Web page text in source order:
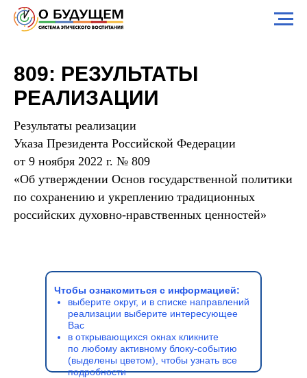
809: РЕЗУЛЬТАТЫ
РЕАЛИЗАЦИИ
Результаты реализации
Указа Президента Российской Федерации
от 9 ноября 2022 г. № 809
«Об утверждении Основ государственной политики
по сохранению и укреплению традиционных
российских духовно-нравственных ценностей»
Чтобы ознакомиться с информацией:
выберите округ, и в списке направлений
реализации выберите интересующее
Вас
в открывающихся окнах кликните
по любому активному блоку-событию
(выделены цветом), чтобы узнать все
подробности